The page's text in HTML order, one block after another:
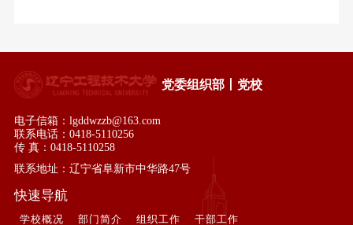
党委组织部丨党校
电子信箱：lgddwzzb@163.com
联系电话：0418-5110256
传 真：0418-5110258
联系地址：辽宁省阜新市中华路47号
快速导航
学校概况 部门简介 组织工作
干部工作